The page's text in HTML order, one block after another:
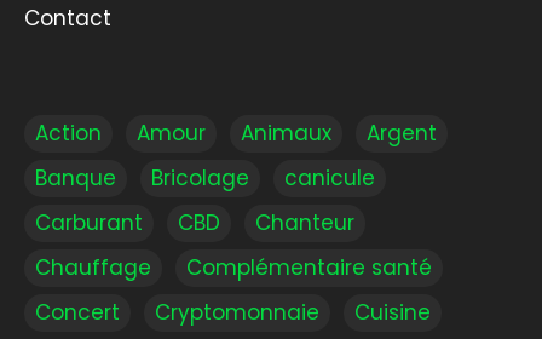
Contact
Action Amour Animaux
Argent
Banque
Bricolage
canicule
Carburant
CBD
Chanteur
Chauffage
Complémentaire santé
Concert
Cryptomonnaie Cuisine